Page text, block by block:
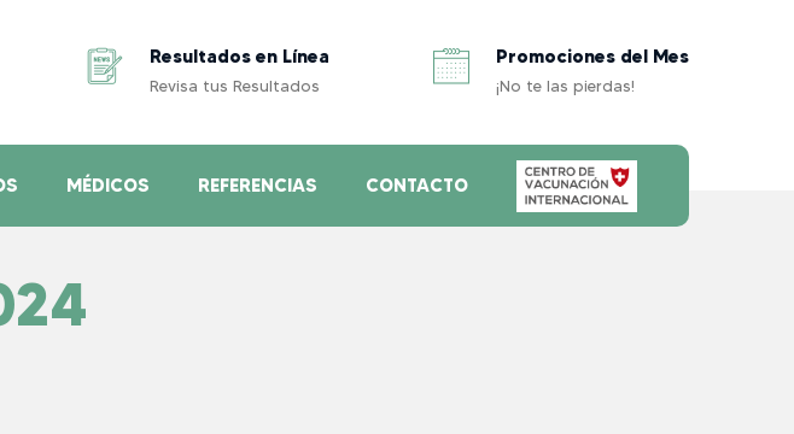
Resultados en Línea
Revisa tus Resultados
Promociones del Mes
¡No te las pierdas!
MÉDICOS REFERENCIAS CONTACTO
..